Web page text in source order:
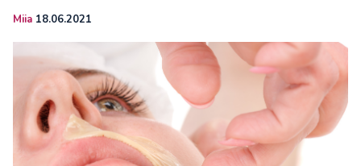
Miia 18.06.2021